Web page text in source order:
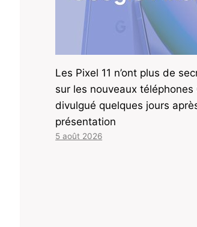
Les Pixel 11 n’ont plus de
sur les nouveaux téléphones
divulgué quelques jours
présentation
5 août 2026